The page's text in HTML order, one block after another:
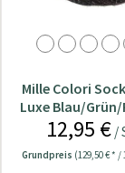
Mille Colori
Luxe Blau/
Yarns
12,95 €/
Grundpreis (129,50 € *